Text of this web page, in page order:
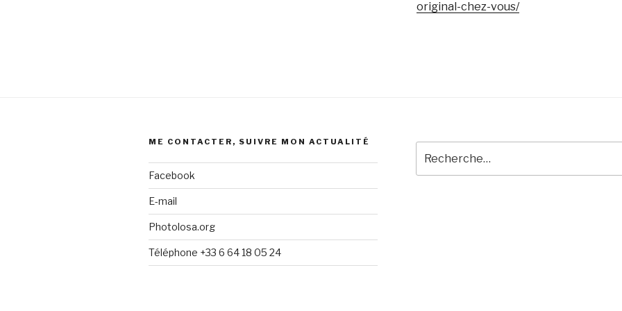
original-chez-vous/
ME CONTACTER, SUIVRE MON ACTUALITÉ
Facebook
E-mail
Photolosa.org
Téléphone +33 6 64 18 05 24
pour
: